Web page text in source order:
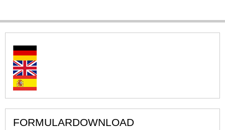
FORMULARDOWNLOAD